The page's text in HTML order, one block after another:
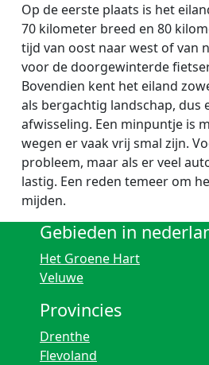
Op de eerste plaats is het
70 kilometer breed en 80
tijd van oost naar west of van
voor de doorgewinterde
Bovendien kent het eiland
als bergachtig landschap, dus
afwisseling. Een minpuntje is
wegen er vaak vrij smal zijn.
probleem, maar als er veel
lastig. Een reden temeer om
mijden.
Gebieden in
Het Groene Hart
Veluwe
Provincies
Drenthe
Flevoland